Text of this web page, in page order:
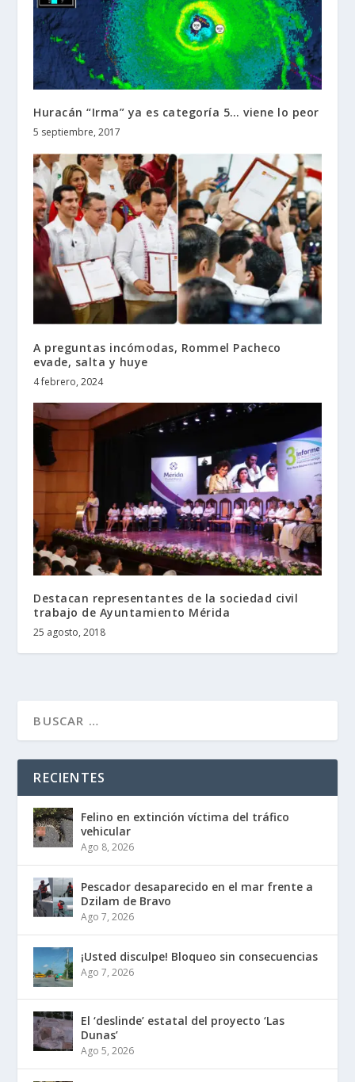
Huracán “Irma” ya es categoría 5… viene lo peor
5 septiembre, 2017
A preguntas incómodas, Rommel Pacheco
evade, salta y huye
4 febrero, 2024
Destacan representantes de la sociedad civil
trabajo de Ayuntamiento Mérida
25 agosto, 2018
RECIENTES
Felino en extinción víctima del tráfico
vehicular
Ago 8, 2026
Pescador desaparecido en el mar frente a
Dzilam de Bravo
Ago 7, 2026
¡Usted disculpe! Bloqueo sin consecuencias
Ago 7, 2026
El ‘deslinde’ estatal del proyecto ‘Las
Dunas’
Ago 5, 2026